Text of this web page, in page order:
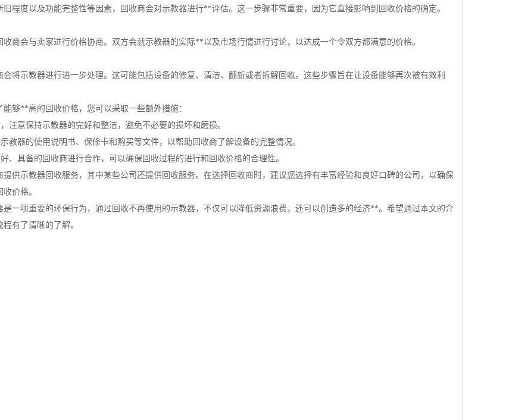
程度以及功能完整性等因素，回收商会对示教器进行**评估。这一步骤非常重要，因为它直接影响到回收价格的确定。
商会与卖家进行价格协商。双方会就示教器的实际**以及市场行情进行讨论，以达成一个令双方都满意的价格。
将示教器进行进一步处理。这可能包括设备的修复、清洁、翻新或者拆解回收。这些步骤旨在让设备能够再次被有效利
够**高的回收价格，您可以采取一些额外措施：
注意保持示教器的完好和整洁，避免不必要的损坏和磨损。
教器的使用说明书、保修卡和购买等文件，以帮助回收商了解设备的完整情况。
、具备的回收商进行合作，可以确保回收过程的进行和回收价格的合理性。
供示教器回收服务，其中某些公司还提供回收服务。在选择回收商时，建议您选择有丰富经验和良好口碑的公司，以确保
价格。
是一项重要的环保行为，通过回收不再使用的示教器，不仅可以降低资源浪费，还可以创造多的经济**。希望通过本文的介
有了清晰的了解。